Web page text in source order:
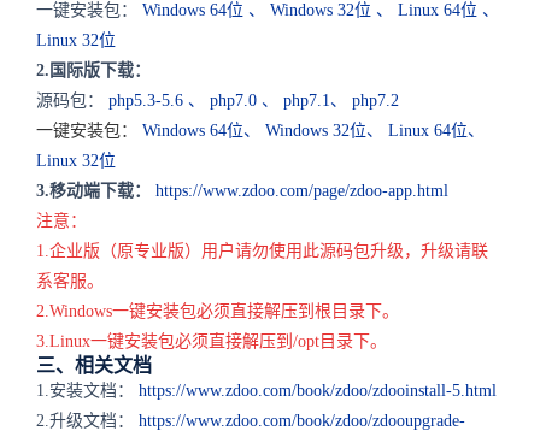
一键安装包： Windows 64位 、 Windows 32位 、 Linux 64位 、
Linux 32位
2.国际版下载：
源码包： php5.3-5.6 、 php7.0 、 php7.1、 php7.2
一键安装包：
Windows 64位、 Windows 32位、 Linux 64位、
Linux 32位
3.移动端下载：
https://www.zdoo.com/page/zdoo-app.html
注意：
1.企业版（原专业版）用户请勿使用此源码包升级，升级请联
系客服。
2.Windows一键安装包必须直接解压到根目录下。
3.Linux一键安装包必须直接解压到/opt目录下。
三、相关文档
1.安装文档：
https://www.zdoo.com/book/zdoo/zdooinstall-5.html
2.升级文档：
https://www.zdoo.com/book/zdoo/zdooupgrade-